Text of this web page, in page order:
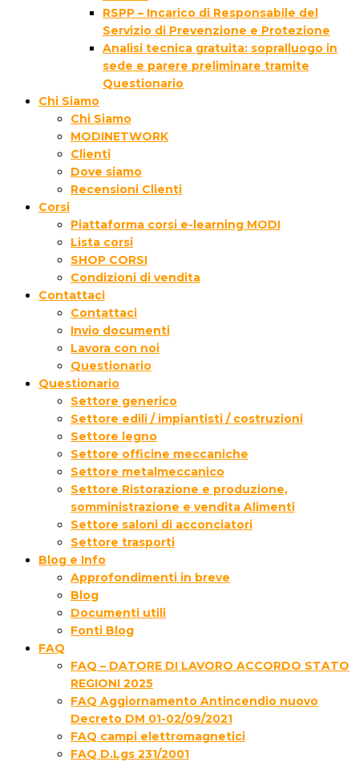
RSPP – Incarico di Responsabile del
Servizio di Prevenzione e Protezione
Analisi tecnica gratuita: sopralluogo in
sede e parere preliminare tramite
Questionario
Chi Siamo
Chi Siamo
MODINETWORK
Clienti
Dove siamo
Recensioni Clienti
Corsi
Piattaforma corsi e-learning MODI
Lista corsi
SHOP CORSI
Condizioni di vendita
Contattaci
Contattaci
Invio documenti
Lavora con noi
Questionario
Questionario
Settore generico
Settore edili / impiantisti / costruzioni
Settore legno
Settore officine meccaniche
Settore metalmeccanico
Settore Ristorazione e produzione,
somministrazione e vendita Alimenti
Settore saloni di acconciatori
Settore trasporti
Blog e Info
Approfondimenti in breve
Blog
Documenti utili
Fonti Blog
FAQ
FAQ – DATORE DI LAVORO ACCORDO STATO
REGIONI 2025
FAQ Aggiornamento Antincendio nuovo
Decreto DM 01-02/09/2021
FAQ campi elettromagnetici
FAQ D.Lgs 231/2001